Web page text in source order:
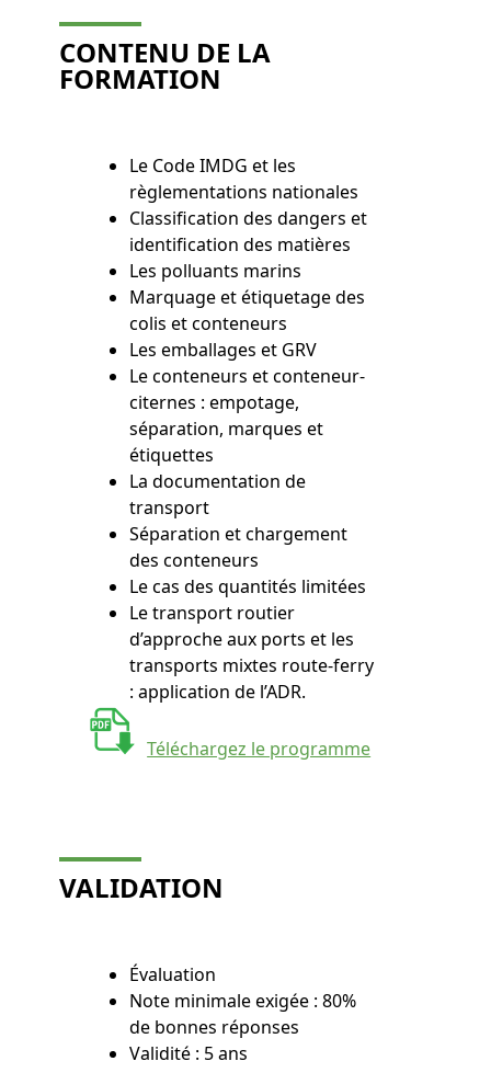
CONTENU DE LA
FORMATION
Le Code IMDG et les
règlementations nationales
Classification des dangers et
identification des matières
Les polluants marins
Marquage et étiquetage des
colis et conteneurs
Les emballages et GRV
Le conteneurs et conteneur-
citernes : empotage,
séparation, marques et
étiquettes
La documentation de
transport
Séparation et chargement
des conteneurs
Le cas des quantités limitées
Le transport routier
d’approche aux ports et les
transports mixtes route-ferry
: application de l’ADR.
Téléchargez le programme
VALIDATION
Évaluation
Note minimale exigée : 80%
de bonnes réponses
Validité : 5 ans